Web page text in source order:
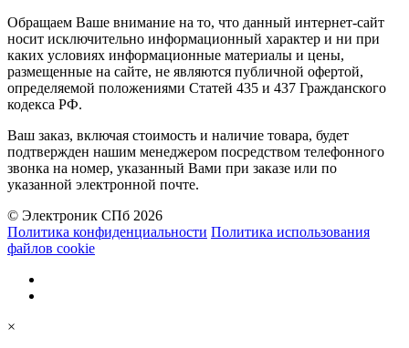
Обращаем Ваше внимание на то, что данный интернет-сайт
носит исключительно информационный характер и ни при
каких условиях информационные материалы и цены,
размещенные на сайте, не являются публичной офертой,
определяемой положениями Статей 435 и 437 Гражданского
кодекса РФ.
Ваш заказ, включая стоимость и наличие товара, будет
подтвержден нашим менеджером посредством телефонного
звонка на номер, указанный Вами при заказе или по
указанной электронной почте.
© Электроник СПб 2026
Политика конфиденциальности Политика использования
файлов cookie
×